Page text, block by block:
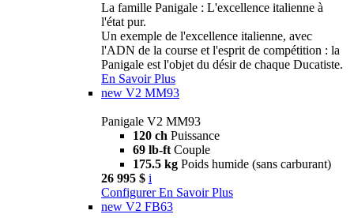
La famille Panigale : L'excellence italienne à
l'état pur.
Un exemple de l'excellence italienne, avec
l'ADN de la course et l'esprit de compétition : la
Panigale est l'objet du désir de chaque Ducatiste.
En Savoir Plus
new V2 MM93
Panigale V2 MM93
120 ch Puissance
69 lb-ft Couple
175.5 kg Poids humide (sans carburant)
26 995 $ i
Configurer En Savoir Plus
new V2 FB63